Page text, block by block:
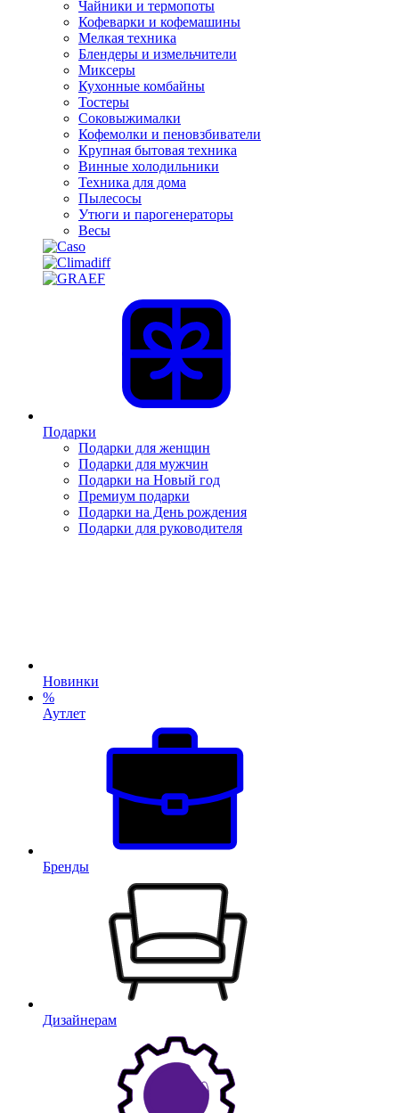
Чайники и термопоты
Кофеварки и кофемашины
Мелкая техника
Блендеры и измельчители
Миксеры
Кухонные комбайны
Тостеры
Соковыжималки
Кофемолки и пеновзбиватели
Крупная бытовая техника
Винные холодильники
Техника для дома
Пылесосы
Утюги и парогенераторы
Весы
Подарки
Подарки для женщин
Подарки для мужчин
Подарки на Новый год
Премиум подарки
Подарки на День рождения
Подарки для руководителя
Новинки
%
Аутлет
Бренды
Дизайнерам